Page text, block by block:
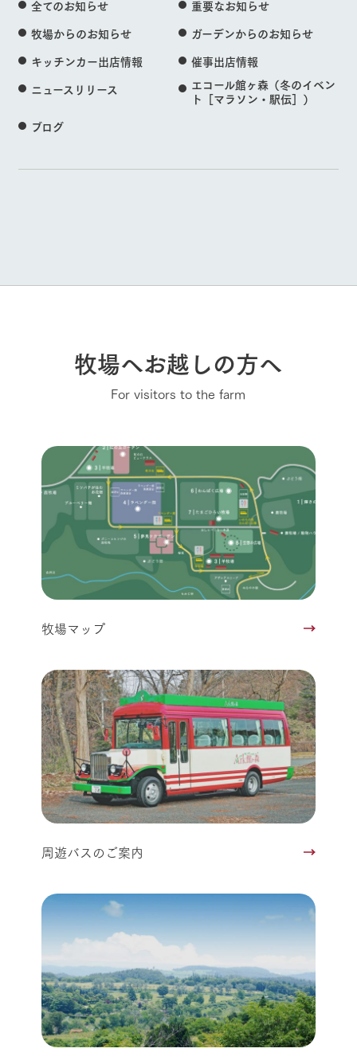
全てのお知らせ
重要なお知らせ
牧場からのお知らせ
ガーデンからのお知らせ
キッチンカー出店情報
催事出店情報
ニュースリリース
エコール館ヶ森（冬のイベン
ト［マラソン・駅伝］）
ブログ
牧場へお越しの方へ
For visitors to the farm
牧場マップ
周遊バスのご案内